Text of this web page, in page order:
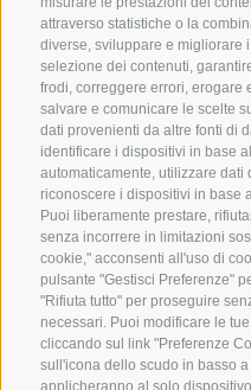
attraverso statistiche o la
diverse, sviluppare e migliorare
selezione dei contenuti,
frodi, correggere errori, erogare
salvare e comunicare le scelte
dati provenienti da altre fonti di
identificare i dispositivi in base
automaticamente, utilizzare
riconoscere i dispositivi in base
Puoi liberamente prestare,
senza incorrere in limitazioni
cookie," acconsenti all'uso di
pulsante "Gestisci Preferenze"
"Rifiuta tutto" per proseguire
necessari. Puoi modificare le
cliccando sul link "Preferenze
sull'icona dello scudo in basso
applicheranno al solo
Tipo alloggio
SOLO ESERCIZI